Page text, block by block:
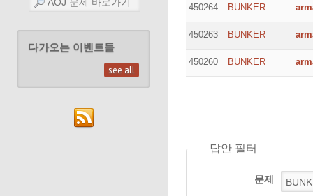
다가오는 이벤트들
see all
450264 BUNKER
450263 BUNKER
450260 BUNKER
답안 필터
문제